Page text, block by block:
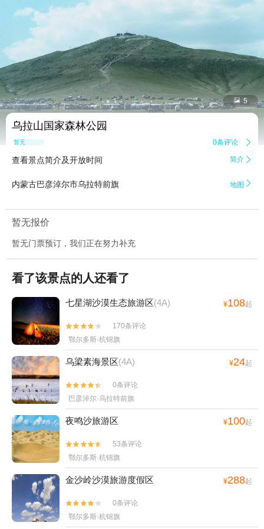
 5
乌拉山国家森林公园
暂无点评 0条评论 
查看景点简介及开放时间 简介 
内蒙古巴彦淖尔市乌拉特前旗 地图 
暂无报价
暂无门票预订，我们正在努力补充
看了该景点的人还看了
七星湖沙漠生态旅游区(4A) ¥108起


170条评论
鄂尔多斯·杭锦旗
乌梁素海景区(4A) ¥24起


0条评论
巴彦淖尔·乌拉特前旗
夜鸣沙旅游区 ¥100起


53条评论
鄂尔多斯·杭锦旗
金沙岭沙漠旅游度假区 ¥288起


0条评论
鄂尔多斯·杭锦旗
